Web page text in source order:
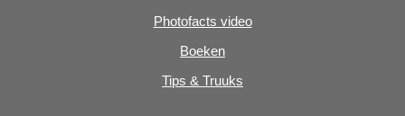
Photofacts video
Boeken
Tips & Truuks